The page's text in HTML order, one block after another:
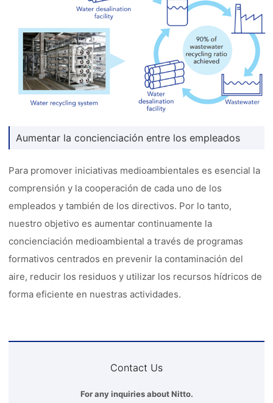
Aumentar la concienciación entre los empleados
Para promover iniciativas medioambientales es esencial la
comprensión y la cooperación de cada uno de los
empleados y también de los directivos. Por lo tanto,
nuestro objetivo es aumentar continuamente la
concienciación medioambiental a través de programas
formativos centrados en prevenir la contaminación del
aire, reducir los residuos y utilizar los recursos hídricos de
forma eficiente en nuestras actividades.
Contact Us
For any inquiries about Nitto.